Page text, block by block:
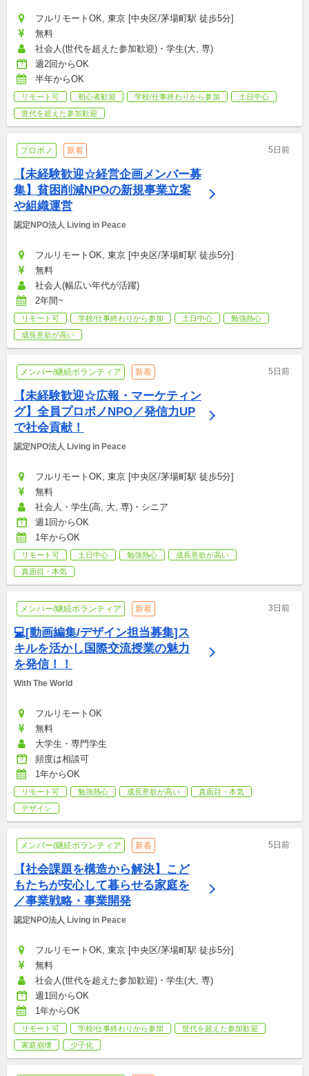
フルリモートOK, 東京 [中央区/茅場町駅 徒歩5分]
無料
社会人(世代を超えた参加歓迎)・学生(大, 専)
週2回からOK
半年からOK
リモート可 初心者歓迎 学校/仕事終わりから参加
土日中心
世代を超えた参加歓迎
プロボノ 新着 5日前
【未経験歓迎☆経営企画メンバー募
集】貧困削減NPOの新規事業立案
や組織運営
認定NPO法人 Living in Peace
フルリモートOK, 東京 [中央区/茅場町駅 徒歩5分]
無料
社会人(幅広い年代が活躍)
2年間~
リモート可 学校/仕事終わりから参加 土日中心
勉強熱心
成長意欲が高い
メンバー/継続ボランティア 新着 5日前
【未経験歓迎☆広報・マーケティン
グ】全員プロボノNPO／発信力UP
で社会貢献！
認定NPO法人 Living in Peace
フルリモートOK, 東京 [中央区/茅場町駅 徒歩5分]
無料
社会人・学生(高, 大, 専)・シニア
週1回からOK
1年からOK
リモート可 土日中心 勉強熱心
成長意欲が高い
真面目・本気
メンバー/継続ボランティア 新着 3日前
💻[動画編集/デザイン担当募集]ス
キルを活かし国際交流授業の魅力
を発信！！
With The World
フルリモートOK
無料
大学生・専門学生
頻度は相談可
1年からOK
リモート可 勉強熱心 成長意欲が高い
真面目・本気
デザイン
メンバー/継続ボランティア 新着 5日前
【社会課題を構造から解決】こど
もたちが安心して暮らせる家庭を
／事業戦略・事業開発
認定NPO法人 Living in Peace
フルリモートOK, 東京 [中央区/茅場町駅 徒歩5分]
無料
社会人(世代を超えた参加歓迎)・学生(大, 専)
週1回からOK
1年からOK
リモート可 学校/仕事終わりから参加
世代を超えた参加歓迎
家庭崩壊
少子化